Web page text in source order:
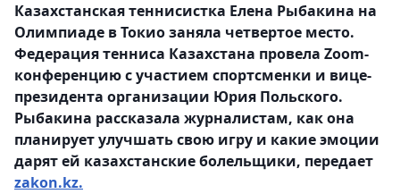
Казахстанская теннисистка Елена Рыбакина на
Олимпиаде в Токио заняла четвертое место.
Федерация тенниса Казахстана провела Zoom-
конференцию с участием спортсменки и вице-
президента организации Юрия Польского.
Рыбакина рассказала журналистам, как она
планирует улучшать свою игру и какие эмоции
дарят ей казахстанские болельщики, передает
zakon.kz.